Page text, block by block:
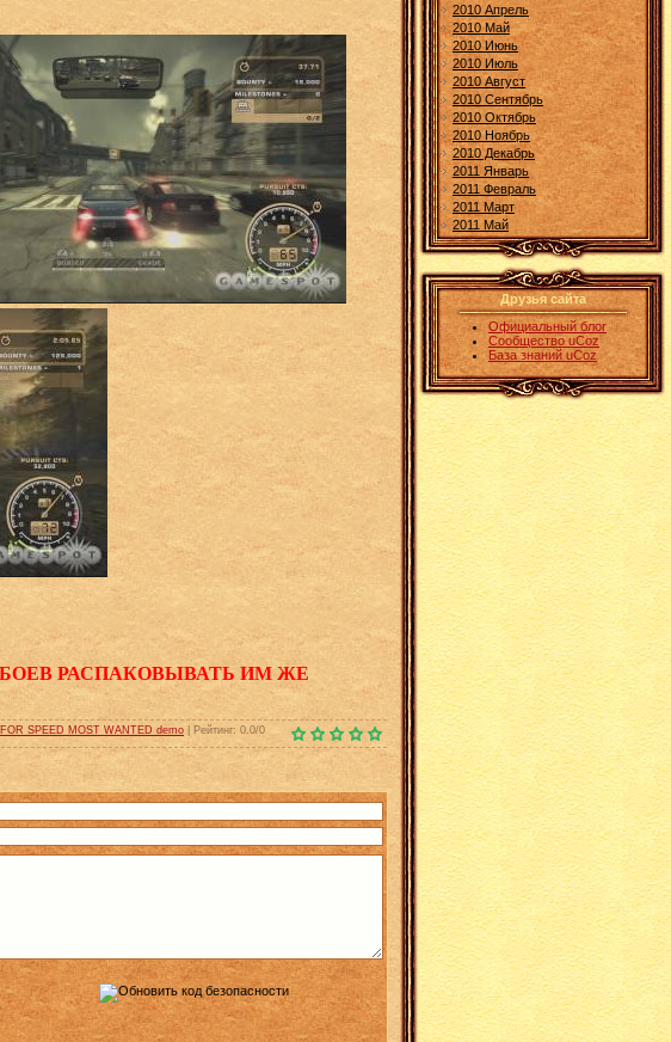
РАСПАКОВЫВАТЬ ИМ ЖЕ
SPEED MOST WANTED demo Рейтинг: 0.0/0
2010 Апрель
2010 Май
2010 Июнь
2010 Июль
2010 Август
2010 Сентябрь
2010 Октябрь
2010 Ноябрь
2010 Декабрь
2011 Январь
2011 Февраль
2011 Март
2011 Май
Друзья сайта
Официальный блог
Сообщество uCoz
База знаний uCoz